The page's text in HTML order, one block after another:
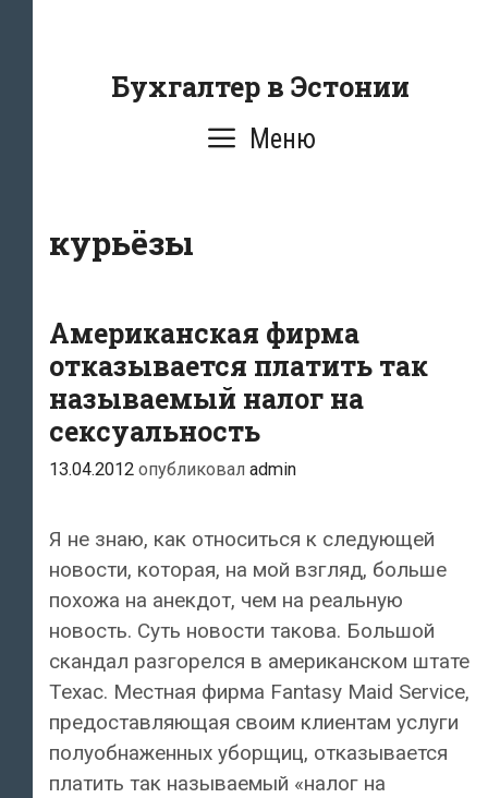
содержаниюБухгалтер в Эстонии
Меню
курьёзы
Американская фирма
отказывается платить так
называемый налог на
сексуальность
13.04.2012 опубликовал admin
Я не знаю, как относиться к следующей
новости, которая, на мой взгляд, больше
похожа на анекдот, чем на реальную
новость. Суть новости такова. Большой
скандал разгорелся в американском штате
Техас. Местная фирма Fantasy Maid Service,
предоставляющая своим клиентам услуги
полуобнаженных уборщиц, отказывается
платить так называемый «налог на